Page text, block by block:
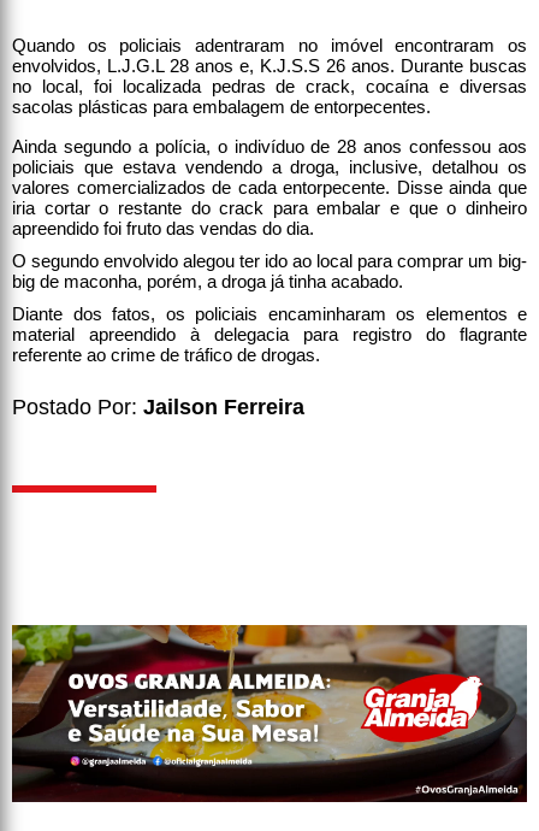
Quando os policiais adentraram no imóvel encontraram os
envolvidos, L.J.G.L 28 anos e, K.J.S.S 26 anos. Durante buscas
no local, foi localizada pedras de crack, cocaína e diversas
sacolas plásticas para embalagem de entorpecentes.
Ainda segundo a polícia, o indivíduo de 28 anos confessou aos
policiais que estava vendendo a droga, inclusive, detalhou os
valores comercializados de cada entorpecente. Disse ainda que
iria cortar o restante do crack para embalar e que o dinheiro
apreendido foi fruto das vendas do dia.
O segundo envolvido alegou ter ido ao local para comprar um big-
big de maconha, porém, a droga já tinha acabado.
Diante dos fatos, os policiais encaminharam os elementos e
material apreendido à delegacia para registro do flagrante
referente ao crime de tráfico de drogas.
Postado Por: Jailson Ferreira